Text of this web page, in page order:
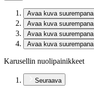
Avaa kuva suurempana
Avaa kuva suurempana
Avaa kuva suurempana
Avaa kuva suurempana
Karusellin nuolipainikkeet
Seuraava